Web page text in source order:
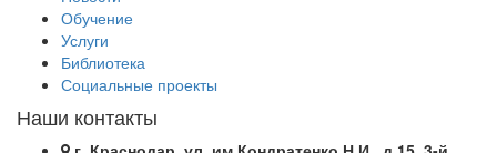
Обучение
Услуги
Библиотека
Социальные проекты
Наши контакты